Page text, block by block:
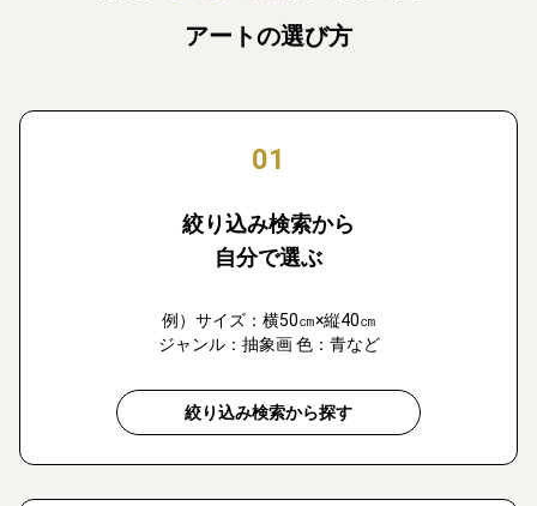
アートの選び方
01
絞り込み検索から
自分で選ぶ
例）サイズ：横50㎝×縦40㎝
ジャンル：抽象画 色：青など
絞り込み検索から探す